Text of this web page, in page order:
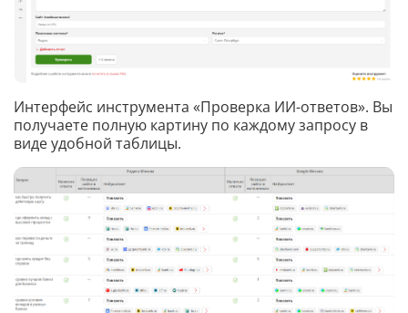
Интерфейс инструмента «Проверка ИИ-ответов». Вы
получаете полную картину по каждому запросу в
виде удобной таблицы.